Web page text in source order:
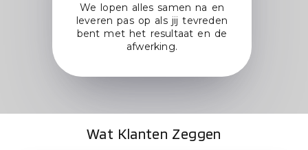
We lopen alles samen na en
leveren pas op als jij tevreden
bent met het resultaat en de
afwerking.
Wat Klanten Zeggen